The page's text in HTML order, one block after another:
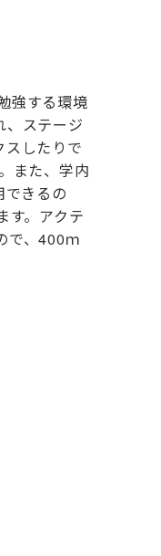
強する環境
、ステージ
スしたりで
また、学内
きるの
す。アクテ
で、400ｍ